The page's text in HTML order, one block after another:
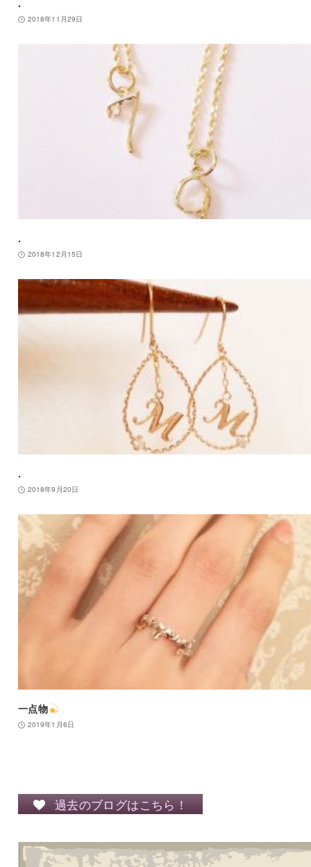
.
2018年11月29日
.
2018年12月15日
.
2018年9月20日
一点物
2019年1月6日
過去のブログはこちら！